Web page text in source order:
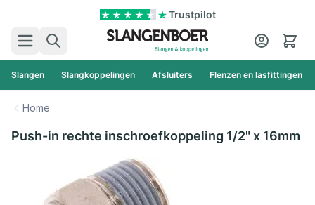
Trustpilot
Zoek
Cart
Slangen Slangkoppelingen Afsluiters Flenzen en lasfittingen
Home
Push-in rechte inschroefkoppeling 1/2" x 16mm